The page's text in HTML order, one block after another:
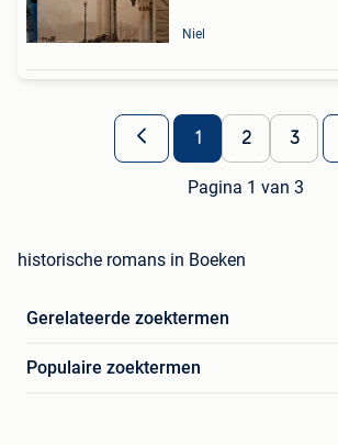
Niel
1 2 3
Pagina 1 van 3
historische romans in Boeken
Gerelateerde zoektermen
Populaire zoektermen